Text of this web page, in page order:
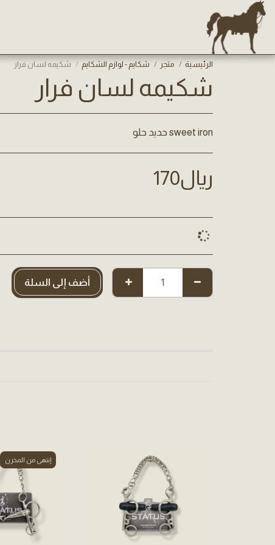
الرئيسية متجر شكايم - لوازم الشكايم شكيمه لسان فرار
شكيمه لسان فرار
sweet iron حديد حلو
﷼170
أضف إلى السلة
إنتهى من المخزن